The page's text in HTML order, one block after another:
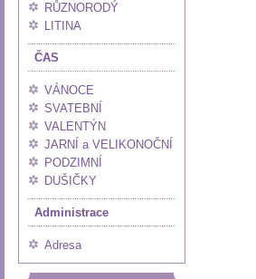
RŮZNORODÝ
LITINA
ČAS
VÁNOCE
SVATEBNÍ
VALENTÝN
JARNÍ a VELIKONOČNÍ
PODZIMNÍ
DUŠIČKY
Administrace
Adresa